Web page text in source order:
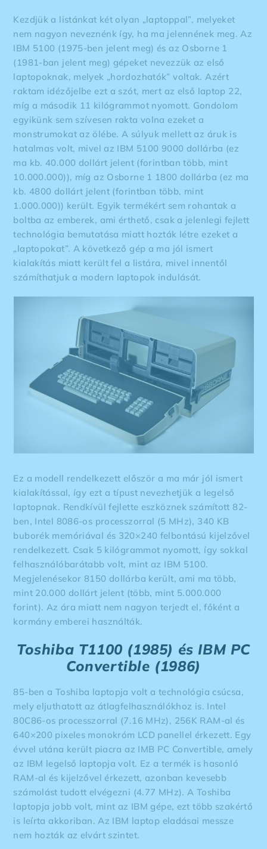
Kezdjük a listánkat két olyan „laptoppal”, melyeket
nem nagyon neveznénk így, ha ma jelennének meg. Az
IBM 5100 (1975-ben jelent meg) és az Osborne 1
(1981-ban jelent meg) gépeket nevezzük az első
laptopoknak, melyek „hordozhatók” voltak. Azért
raktam idézőjelbe ezt a szót, mert az első laptop 22,
míg a második 11 kilógrammot nyomott. Gondolom
egyikünk sem szívesen rakta volna ezeket a
monstrumokat az ölébe. A súlyuk mellett az áruk is
hatalmas volt, mivel az IBM 5100 9000 dollárba (ez
ma kb. 40.000 dollárt jelent (forintban több, mint
10.000.000)), míg az Osborne 1 1800 dollárba (ez ma
kb. 4800 dollárt jelent (forintban több, mint
1.000.000)) került. Egyik termékért sem rohantak a
boltba az emberek, ami érthető, csak a jelenlegi fejlett
technológia bemutatása miatt hozták létre ezeket a
„laptopokat”. A következő gép a ma jól ismert
kialakítás miatt került fel a listára, mivel innentől
számíthatjuk a modern laptopok indulását.
Ez a modell rendelkezett először a ma már jól ismert
kialakítással, így ezt a típust nevezhetjük a legelső
laptopnak. Rendkívül fejlette eszköznek számított 82-
ben, Intel 8086-os processzorral (5 MHz), 340 KB
buborék memóriával és 320×240 felbontású kijelzővel
rendelkezett. Csak 5 kilógrammot nyomott, így sokkal
felhasználóbarátabb volt, mint az IBM 5100.
Megjelenésekor 8150 dollárba került, ami ma több,
mint 20.000 dollárt jelent (több, mint 5.000.000
forint). Az ára miatt nem nagyon terjedt el, főként a
kormány emberei használták.
Toshiba T1100 (1985) és IBM PC
Convertible (1986)
85-ben a Toshiba laptopja volt a technológia csúcsa,
mely eljuthatott az átlagfelhasználókhoz is. Intel
80C86-os processzorral (7.16 MHz), 256K RAM-al és
640×200 pixeles monokróm LCD panellel érkezett. Egy
évvel utána került piacra az IMB PC Convertible, amely
az IBM legelső laptopja volt. Ez a termék is hasonló
RAM-al és kijelzővel érkezett, azonban kevesebb
számolást tudott elvégezni (4.77 MHz). A Toshiba
laptopja jobb volt, mint az IBM gépe, ezt több szakértő
is leírta akkoriban. Az IBM laptop eladásai messze
nem hozták az elvárt szintet.